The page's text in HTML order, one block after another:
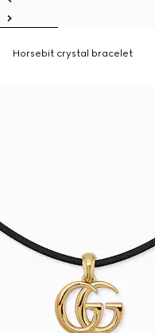
Horsebit crystal bracelet